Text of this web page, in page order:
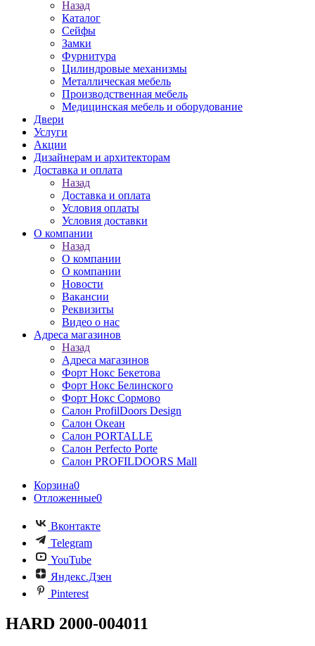
Назад
Каталог
Сейфы
Замки
Фурнитура
Цилиндровые механизмы
Металлическая мебель
Производственная мебель
Медицинская мебель и оборудование
Двери
Услуги
Акции
Дизайнерам и архитекторам
Доставка и оплата
Назад
Доставка и оплата
Условия оплаты
Условия доставки
О компании
Назад
О компании
О компании
Новости
Вакансии
Реквизиты
Видео о нас
Адреса магазинов
Назад
Адреса магазинов
Форт Нокс Бекетова
Форт Нокс Белинского
Форт Нокс Сормово
Салон ProfilDoors Design
Салон Океан
Салон PORTALLE
Салон Perfecto Portе
Салон PROFILDOORS Mall
Корзина0
Отложенные0
Вконтакте
Telegram
YouTube
Яндекс.Дзен
Pinterest
HARD 2000-004011